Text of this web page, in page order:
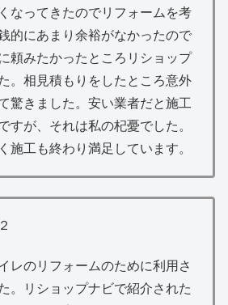
なってきたのでリフォームを考
的にあまり余裕がなかったので
頼みたかったところリショップ
。相見積もりをしたところ意外
驚きました。安い業者だと施工
すが、それは私の杞憂でした。
施工も終わり満足しています。
レのリフォームのために利用さ
。リショップナビで紹介された